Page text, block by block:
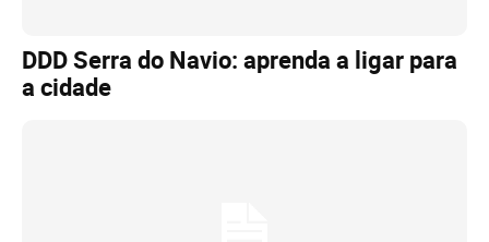
DDD Serra do Navio: aprenda a ligar para
a cidade